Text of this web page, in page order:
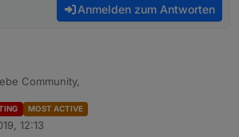
Anmelden zum Antworten
Community,
anderen Thread kam der Wunsch nach
Blockly-Element.
MOST ACTIVE
12:13